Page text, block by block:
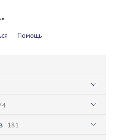
Помощь
181